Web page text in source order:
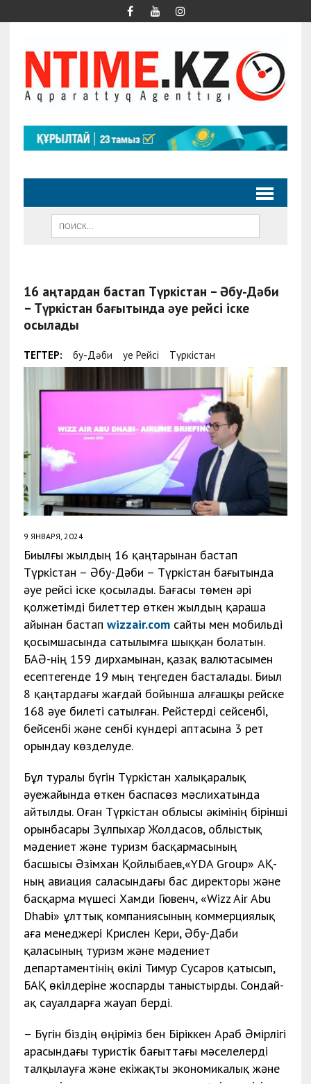
16 қаңтардан бастап Түркістан – Әбу-Дәби
– Түркістан бағытында әуе рейсі іске
қосылады
ТЕГТЕР: Әбу-Дәби Әуе Рейсі Түркістан
9 ЯНВАРЯ, 2024
Биылғы жылдың 16 қаңтарынан бастап
Түркістан – Әбу-Дәби – Түркістан бағытында
әуе рейсі іске қосылады. Бағасы төмен әрі
қолжетімді билеттер өткен жылдың қараша
айынан бастап wizzair.comсайты мен мобильді
қосымшасында сатылымға шыққан болатын.
БАӘ-нің 159 дирхамынан, қазақ валютасымен
есептегенде 19 мың теңгеден басталады. Биыл
8 қаңтардағы жағдай бойынша алғашқы рейске
168 әуе билеті сатылған. Рейстерді сейсенбі,
бейсенбі және сенбі күндері аптасына 3 рет
орындау көзделуде.
Бұл туралы бүгін Түркістан халықаралық
әуежайында өткен баспасөз мәслихатында
айтылды. Оған Түркістан облысы әкімінің бірінші
орынбасары Зұлпыхар Жолдасов, облыстық
мәдениет және туризм басқармасының
басшысы Әзімхан Қойлыбаев,«YDA Group» АҚ-
ның авиация саласындағы бас директоры және
басқарма мүшесі Хамди Гювенч, «Wizz Air Abu
Dhabi» ұлттық компаниясының коммерциялық
аға менеджері Крислен Кери, Әбу-Даби
қаласының туризм және мәдениет
департаментінің өкілі Тимур Сусаров қатысып,
БАҚ өкілдеріне жоспарды таныстырды. Сондай-
ақ сауалдарға жауап берді.
– Бүгін біздің өңіріміз бен Біріккен Араб Әмірлігі
арасындағы туристік бағыттағы мәселелерді
талқылауға және екіжақты экономикалық және